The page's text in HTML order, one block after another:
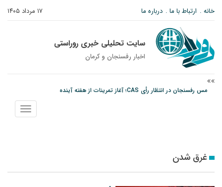
۱۷ مرداد ۱۴۰۵ خانه ارتباط با ما درباره ما
سایت تحلیلی خبری روراستی
اخبار رفسنجان و كرمان
مس رفسنجان در انتظار رأی CAS؛ آغاز تمرینات از هفته آینده
پیام رئیس کل دادگستری استان کرمان به مناسبت ۱۷ مردادماه سالروز شهادت شهید
نمایش
منو
غرق شدن